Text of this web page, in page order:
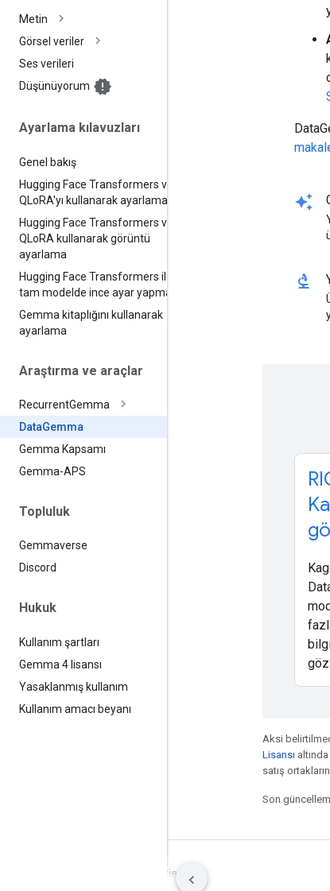
Metin
Görsel veriler
Ses verileri
Düşünüyorum
Ayarlama kılavuzları
Genel bakış
Hugging Face Transformers ve
QLoRA'yı kullanarak ayarlama
Hugging Face Transformers ve
QLoRA kullanarak görüntü
ayarlama
Hugging Face Transformers ile
tam modelde ince ayar yapma
Gemma kitaplığını kullanarak
ayarlama
Araştırma ve araçlar
RecurrentGemma
DataGemma
Gemma Kapsamı
Gemma-APS
Topluluk
Gemmaverse
Discord
Hukuk
Kullanım şartları
Gemma 4 lisansı
Yasaklanmış kullanım
Kullanım amacı beyanı
auto_awesome
biotech
göz
Aksi
Lisansı
satış
Son
Manage cookies